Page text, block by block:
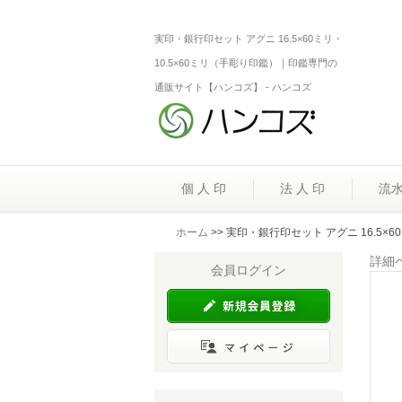
実印・銀行印セット アグニ 16.5×60ミリ・
10.5×60ミリ（手彫り印鑑）｜印鑑専門の
通販サイト【ハンコズ】 - ハンコズ
個 人 印 法 人 印 流
ホーム >> 実印・銀行印セット アグニ
詳細
会員ログイン